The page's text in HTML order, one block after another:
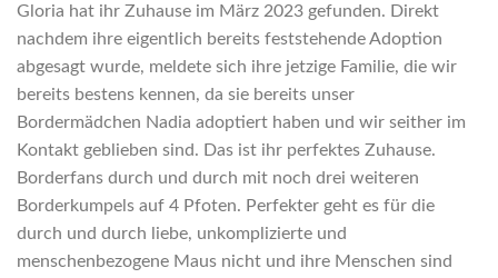
Gloria hat ihr Zuhause im März 2023 gefunden. Direkt
nachdem ihre eigentlich bereits feststehende Adoption
abgesagt wurde, meldete sich ihre jetzige Familie, die wir
bereits bestens kennen, da sie bereits unser
Bordermädchen Nadia adoptiert haben und wir seither im
Kontakt geblieben sind. Das ist ihr perfektes Zuhause.
Borderfans durch und durch mit noch drei weiteren
Borderkumpels auf 4 Pfoten. Perfekter geht es für die
durch und durch liebe, unkomplizierte und
menschenbezogene Maus nicht und ihre Menschen sind